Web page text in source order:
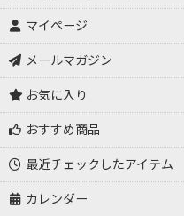
マイページ
メールマガジン
お気に入り
おすすめ商品
最近チェックしたアイテム
カレンダー